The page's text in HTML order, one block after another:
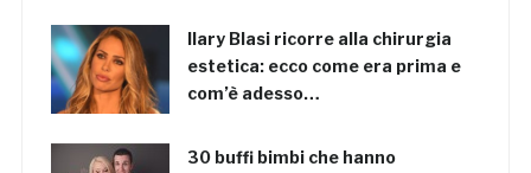
Ilary Blasi ricorre alla chirurgia
estetica: ecco come era prima e
com’è adesso…
30 buffi bimbi che hanno